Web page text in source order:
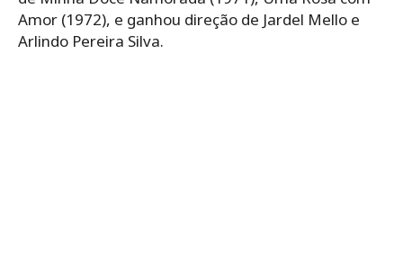
Amor (1972), e ganhou direção de Jardel Mello e
Arlindo Pereira Silva.